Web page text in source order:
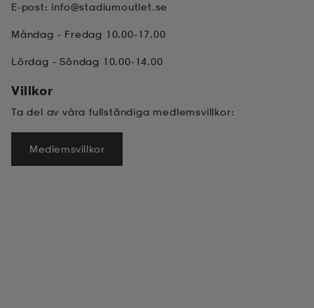
E-post: info@stadiumoutlet.se
Måndag - Fredag 10.00-17.00
Lördag - Söndag 10.00-14.00
Villkor
Ta del av våra fullständiga medlemsvillkor:
Medlemsvillkor